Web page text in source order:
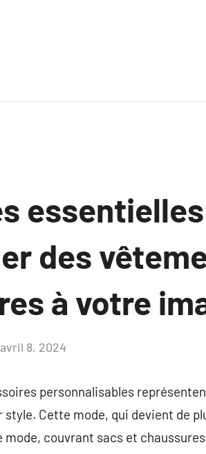
des
à votre
avril 8, 2024
personnalisables
style. Cette mode, qui devient de
mode, couvrant sacs et